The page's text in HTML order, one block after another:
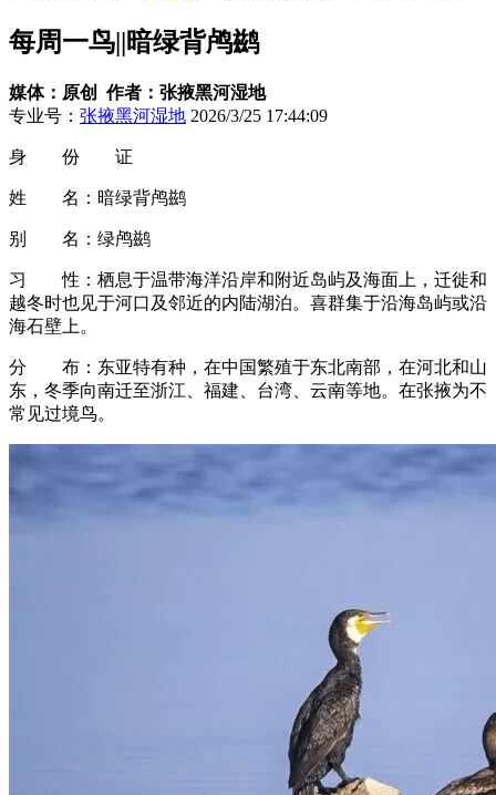
每周一鸟||暗绿背鸬鹚
媒体：原创 作者：张掖黑河湿地
专业号： 张掖黑河湿地 2026/3/25 17:44:09
身 份 证
姓 名：暗绿背鸬鹚
别 名：绿鸬鹚
习 性：栖息于温带海洋沿岸和附近岛屿及海面上，迁徙和
越冬时也见于河口及邻近的内陆湖泊。喜群集于沿海岛屿或沿
海石壁上。
分 布：东亚特有种，在中国繁殖于东北南部，在河北和山
东，冬季向南迁至浙江、福建、台湾、云南等地。在张掖为不
常见过境鸟。